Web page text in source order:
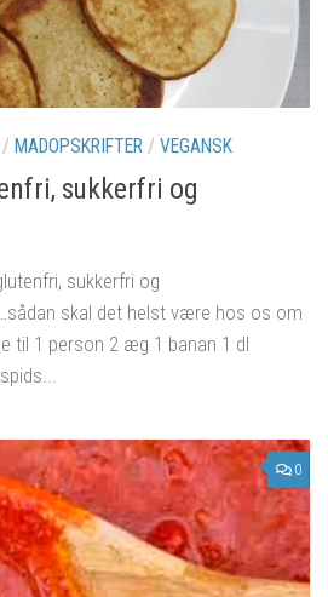
/ MADOPSKRIFTER / VEGANSK
sukkerfri og
sukkerfri og
skal det helst være hos os om
til 1 person 2 æg 1 banan 1 dl
0